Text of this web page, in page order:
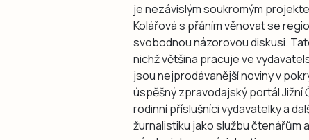
je nezávislým soukromým
Kolářová s přáním věnovat se
svobodnou názorovou diskusi.
nichž většina pracuje ve
jsou nejprodávanější noviny v
úspěšný zpravodajský portál
rodinní příslušníci vydavatelky a
žurnalistiku jako službu